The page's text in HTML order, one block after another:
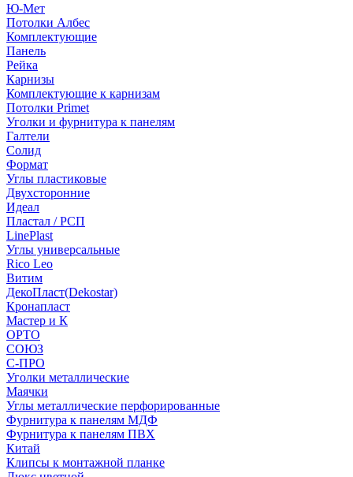
Ю-Мет
Потолки Албес
Комплектующие
Панель
Рейка
Карнизы
Комплектующие к карнизам
Потолки Primet
Уголки и фурнитура к панелям
Галтели
Солид
Формат
Углы пластиковые
Двухсторонние
Идеал
Пластал / РСП
LinePlast
Углы универсальные
Rico Leo
Витим
ДекоПласт(Dekostar)
Кронапласт
Мастер и К
ОРТО
СОЮЗ
С-ПРО
Уголки металлические
Маячки
Углы металлические перфорированные
Фурнитура к панелям МДФ
Фурнитура к панелям ПВХ
Китай
Клипсы к монтажной планке